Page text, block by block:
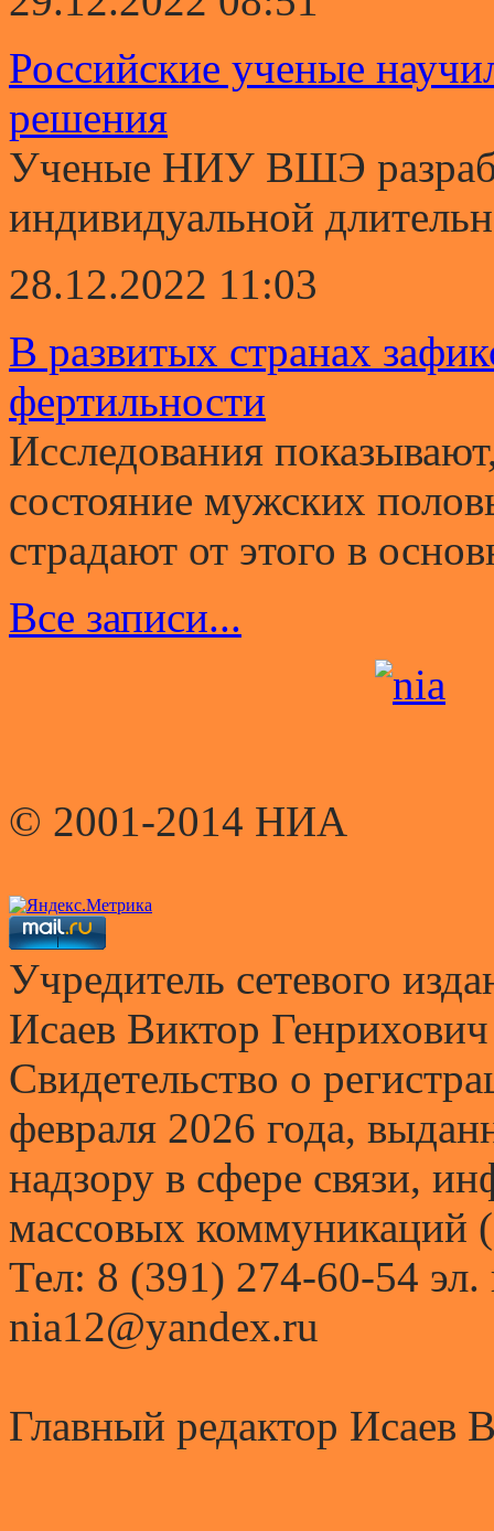
Российские ученые
решения
Ученые НИУ ВШЭ
индивидуальной
28.12.2022 11:03
В развитых странах
фертильности
Исследования
состояние мужских
страдают от этого в
Все записи...
© 2001-2014 НИА
Учредитель сетевого
Исаев Виктор Генрихович
Свидетельство о
февраля 2026 года,
надзору в сфере связи,
массовых коммуникаций
Тел: 8 (391) 274-60-54 эл.
nia12@yandex.ru
Главный редактор Исаев